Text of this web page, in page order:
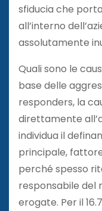
sfiducia che
all’interno
assolutamente
Quali sono le
base delle
responders, la
direttamente
individua il
principale,
perché spesso
responsabile del
erogate. Per il